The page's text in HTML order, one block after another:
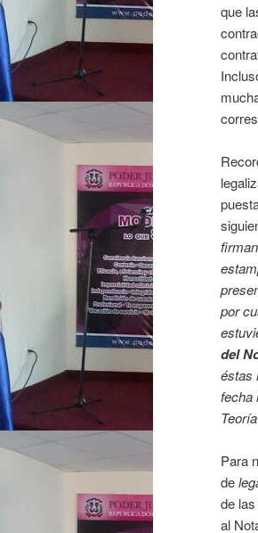
que
por
del
éstas
fecha
Para
de
de
al